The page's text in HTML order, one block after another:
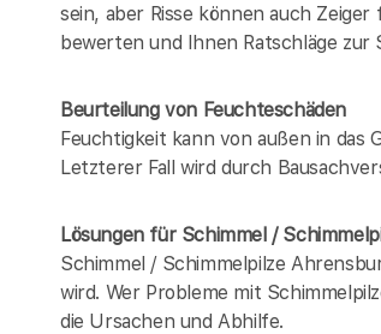
sein, aber Risse können auch
bewerten und Ihnen Ratschläge zur
Beurteilung von Feuchteschäden
Feuchtigkeit kann von außen in das
Letzterer Fall wird durch
Lösungen für Schimmel /
Schimmel / Schimmelpilze
wird. Wer Probleme mit
die Ursachen und Abhilfe.